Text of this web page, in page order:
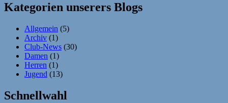
Kategorien unserers Blogs
Allgemein (5)
Archiv (1)
Club-News (30)
Damen (1)
Herren (1)
Jugend (13)
Schnellwahl